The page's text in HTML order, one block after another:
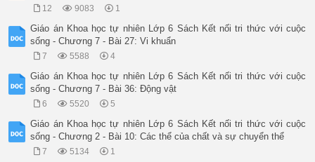
12 9083 1
Giáo án Khoa học tự nhiên Lớp 6 Sách Kết nối tri thức với cuộc
sống - Chương 7 - Bài 27: Vi khuẩn
7 5588 4
Giáo án Khoa học tự nhiên Lớp 6 Sách Kết nối tri thức với cuộc
sống - Chương 7 - Bài 36: Động vật
6 5520 5
Giáo án Khoa học tự nhiên Lớp 6 Sách Kết nối tri thức với cuộc
sống - Chương 2 - Bài 10: Các thể của chất và sự chuyển thể
7 5134 1